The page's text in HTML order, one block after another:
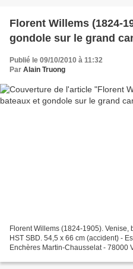
Florent Willems (1824-
gondole sur le grand
Publié le 09/10/2010 à 11:32
Par Alain Truong
Florent Willems (1824-1905).
HST SBD. 54,5 x 66 cm (accident) -
Enchères Martin-Chausselat - 78000